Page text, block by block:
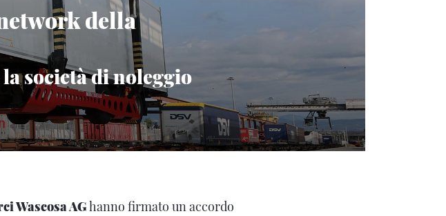
della
società di noleggio
Wascosa AGhanno firmato un accordo